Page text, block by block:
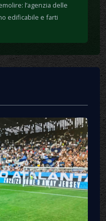
l’agenzia delle
edificabile e farti